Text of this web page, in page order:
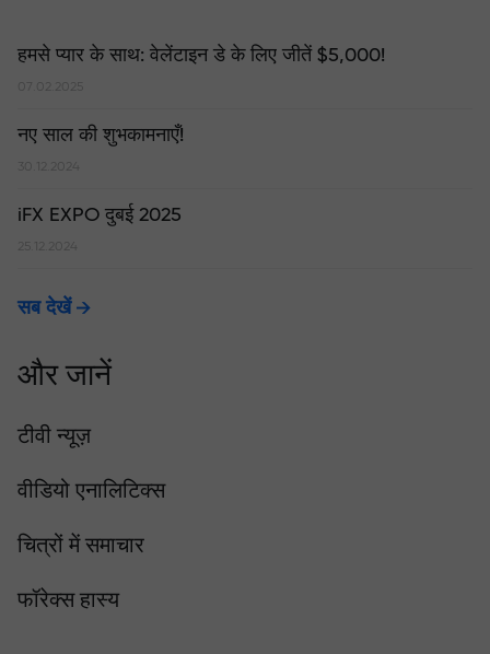
हमसे प्यार के साथ: वेलेंटाइन डे के लिए जीतें $5,000!
नए साल की शुभकामनाएँ!
30.12.2024
iFX EXPO दुबई 2025
25.12.2024
सब देखें
और जानें
टीवी न्यूज़
वीडियो एनालिटिक्स
चित्रों में समाचार
फॉरेक्स हास्य